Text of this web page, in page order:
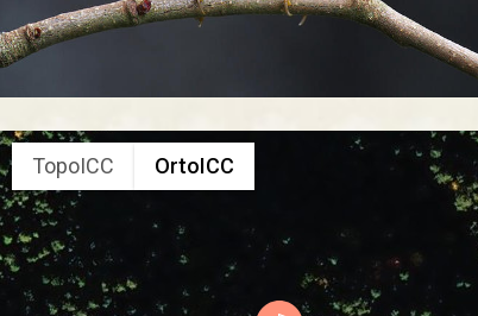
TopoICC OrtoICC